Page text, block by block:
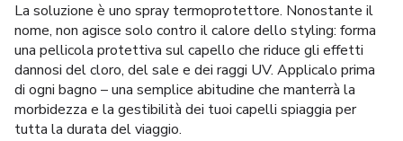
La soluzione è uno spray termoprotettore. Nonostante il
nome, non agisce solo contro il calore dello styling: forma
una pellicola protettiva sul capello che riduce gli effetti
dannosi del cloro, del sale e dei raggi UV. Applicalo prima
di ogni bagno – una semplice abitudine che manterrà la
morbidezza e la gestibilità dei tuoi capelli spiaggia per
tutta la durata del viaggio.